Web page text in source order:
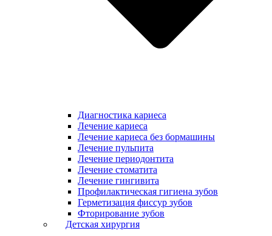
Диагностика кариеса
Лечение кариеса
Лечение кариеса без бормашины
Лечение пульпита
Лечение периодонтита
Лечение стоматита
Лечение гингивита
Профилактическая гигиена зубов
Герметизация фиссур зубов
Фторирование зубов
Детская хирургия